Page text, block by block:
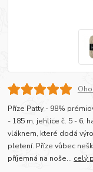
Příze Patty - 98%
- 185 m, jehlice č. 5 - 6,
vláknem, které dodá
pletení. Příze vůbec
příjemná na noše... celý